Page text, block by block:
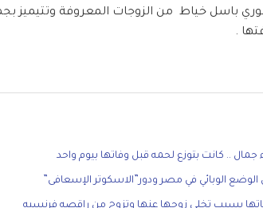
باسل خياط من الزوجات المعروفة وتتيميز
.
جمال .. كانت بتوزع لحمه قبل وفاتها بيوم واحد
الوبائي في مصر ودور”الاسكوتر الإسعافى”
بسبب تخلى زوجها عنها وتزوج من راقصه فرنسيه